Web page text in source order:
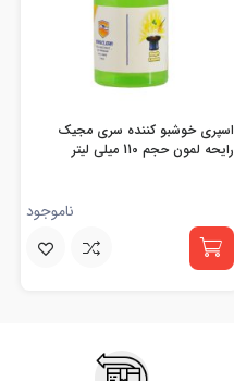
اسپری خوشبو کننده سری مجیک
رایحه لمون حجم 110 میلی لیتر
ناموجود